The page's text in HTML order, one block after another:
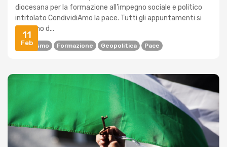
11
Feb
diocesana per la formazione all’impegno sociale e politico
intitolato CondividiAmo la pace. Tutti gli appuntamenti si
terranno d...
Attivismo Formazione Geopolitica Pace